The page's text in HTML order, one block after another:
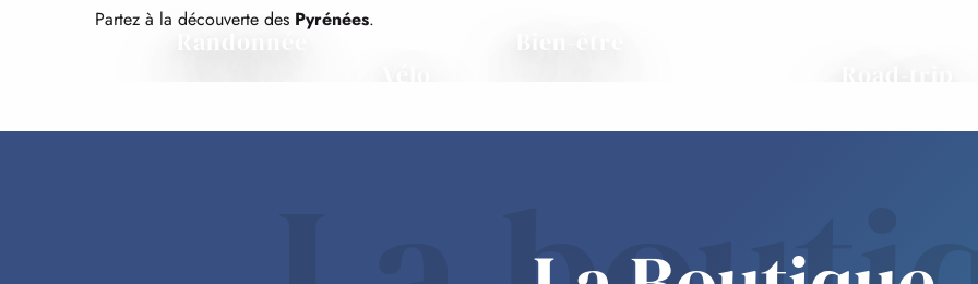
Partez à la découverte des Pyrénées.